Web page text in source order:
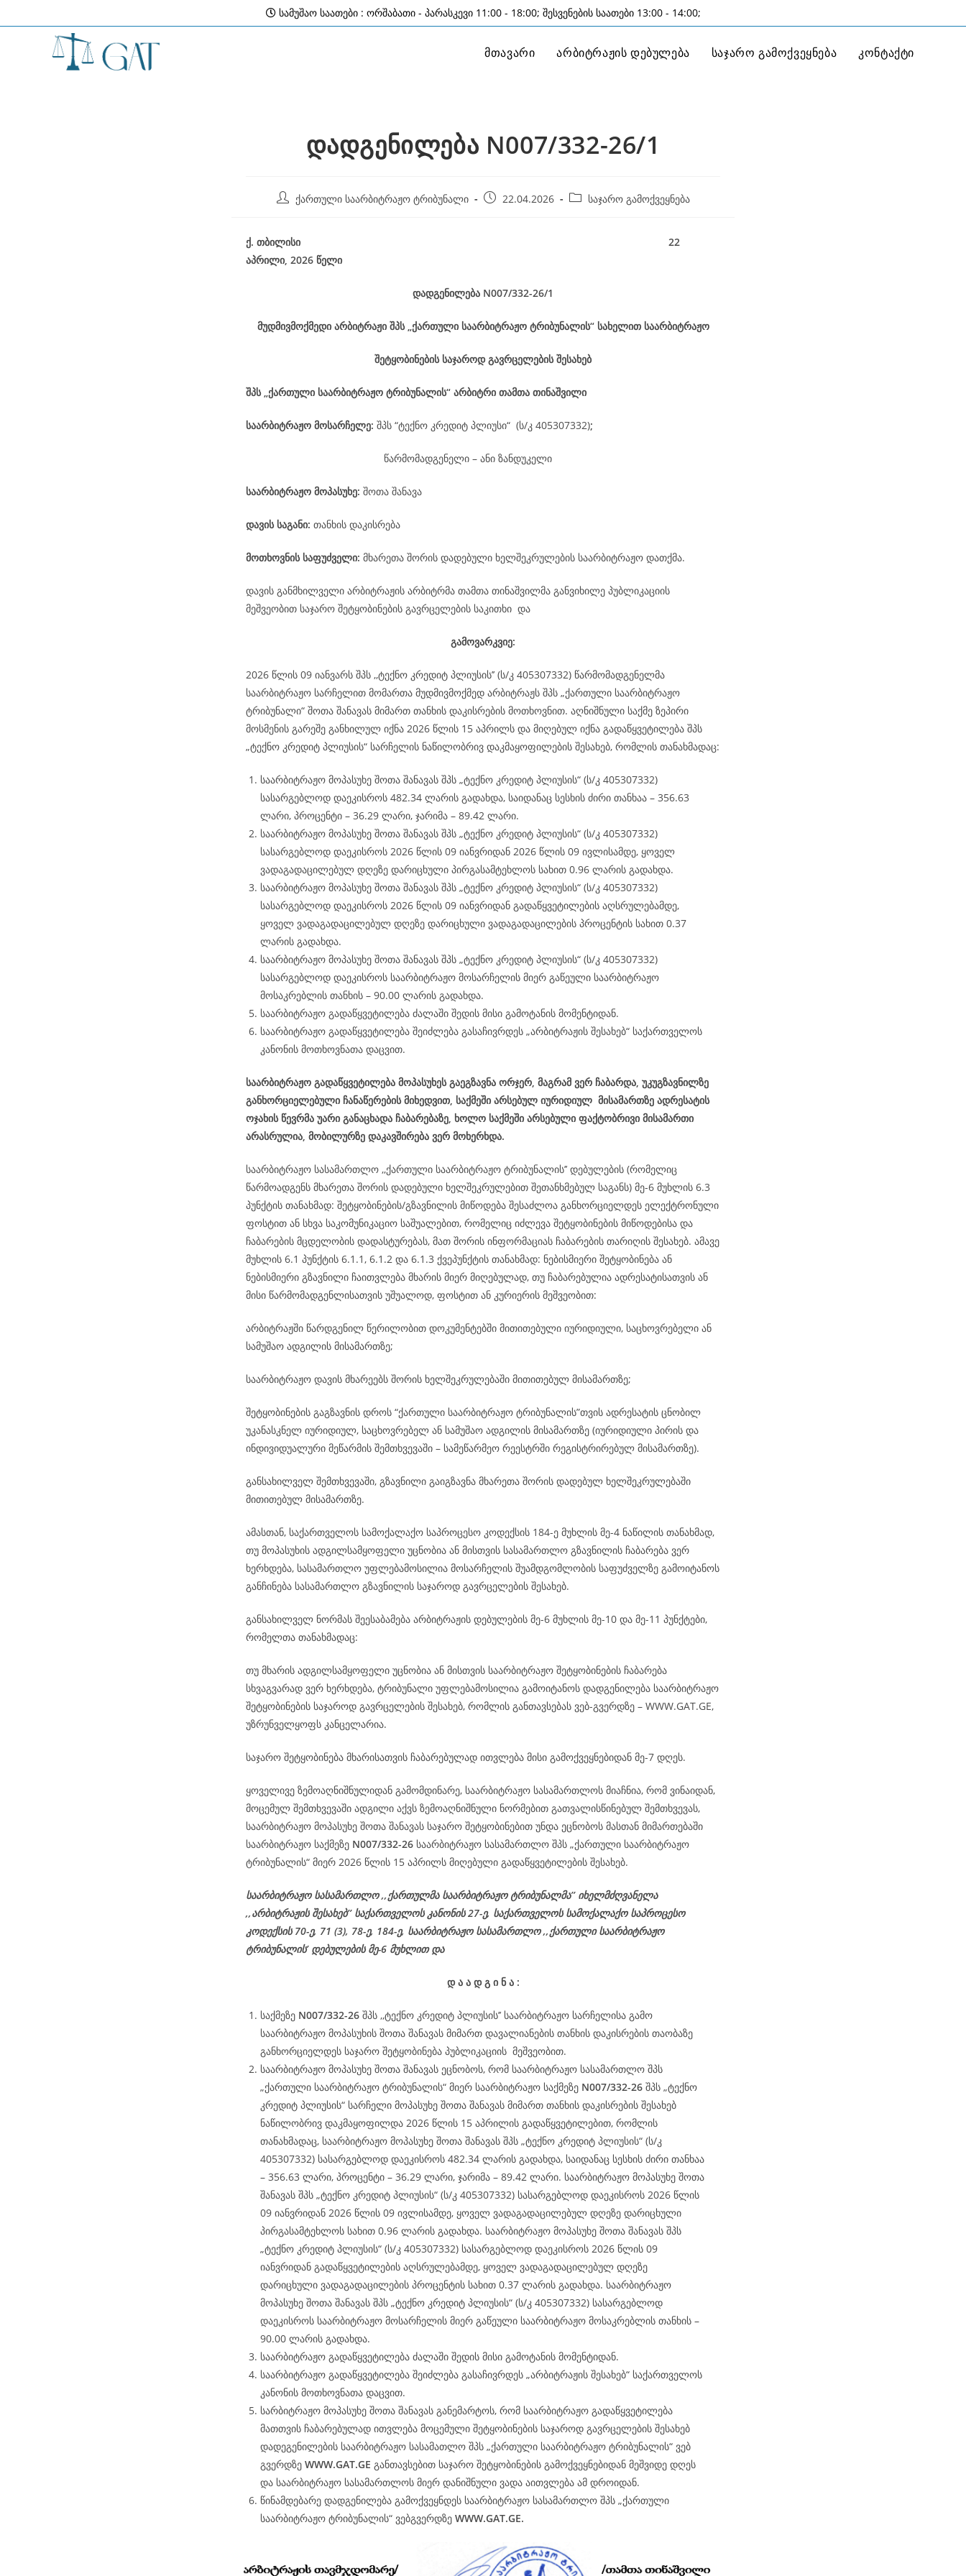
to
სამუშაო საათები : ორშაბათი - პარასკევი 11:00 - 18:00; შესვენების საათები 13:00 - 14:00;
მთავარი არბიტრაჟის დებულება საჯარო გამოქვეყნება კონტაქტი
დადგენილება N007/332-26/1
Post ქართული საარბიტრაჟო ტრიბუნალი
Post 22.04.2026
Post საჯარო გამოქვეყნება
ქ. თბილისი
22
აპრილი, 2026 წელი
დადგენილება N007/332-26/1
მუდმივმოქმედი არბიტრაჟი შპს „ქართული საარბიტრაჟო ტრიბუნალის“ სახელით საარბიტრაჟო
შეტყობინების საჯაროდ გავრცელების შესახებ
შპს „ქართული საარბიტრაჟო ტრიბუნალის“ არბიტრი თამთა თინაშვილი
საარბიტრაჟო მოსარჩელე: შპს “ტექნო კრედიტ პლიუსი“ (ს/კ 405307332);
წარმომადგენელი – ანი ზანდუკელი
საარბიტრაჟო მოპასუხე: შოთა შანავა
დავის საგანი: თანხის დაკისრება
მოთხოვნის საფუძველი: მხარეთა შორის დადებული ხელშეკრულების საარბიტრაჟო დათქმა.
დავის განმხილველი არბიტრაჟის არბიტრმა თამთა თინაშვილმა განვიხილე პუბლიკაციის
მეშვეობით საჯარო შეტყობინების გავრცელების საკითხი და
გამოვარკვიე:
2026 წლის 09 იანვარს შპს ,,ტექნო კრედიტ პლიუსის’’ (ს/კ 405307332) წარმომადგენელმა
საარბიტრაჟო სარჩელით მომართა მუდმივმოქმედ არბიტრაჟს შპს „ქართული საარბიტრაჟო
ტრიბუნალი“ შოთა შანავას მიმართ თანხის დაკისრების მოთხოვნით. აღნიშნული საქმე ზეპირი
მოსმენის გარეშე განხილულ იქნა 2026 წლის 15 აპრილს და მიღებულ იქნა გადაწყვეტილება შპს
„ტექნო კრედიტ პლიუსის“ სარჩელის ნაწილობრივ დაკმაყოფილების შესახებ, რომლის თანახმადაც:
საარბიტრაჟო მოპასუხე შოთა შანავას შპს „ტექნო კრედიტ პლიუსის“ (ს/კ 405307332)
სასარგებლოდ დაეკისროს 482.34 ლარის გადახდა, საიდანაც სესხის ძირი თანხაა – 356.63
ლარი, პროცენტი – 36.29 ლარი, ჯარიმა – 89.42 ლარი.
საარბიტრაჟო მოპასუხე შოთა შანავას შპს „ტექნო კრედიტ პლიუსის“ (ს/კ 405307332)
სასარგებლოდ დაეკისროს 2026 წლის 09 იანვრიდან 2026 წლის 09 ივლისამდე, ყოველ
ვადაგადაცილებულ დღეზე დარიცხული პირგასამტეხლოს სახით 0.96 ლარის გადახდა.
საარბიტრაჟო მოპასუხე შოთა შანავას შპს „ტექნო კრედიტ პლიუსის“ (ს/კ 405307332)
სასარგებლოდ დაეკისროს 2026 წლის 09 იანვრიდან გადაწყვეტილების აღსრულებამდე,
ყოველ ვადაგადაცილებულ დღეზე დარიცხული ვადაგადაცილების პროცენტის სახით 0.37
ლარის გადახდა.
საარბიტრაჟო მოპასუხე შოთა შანავას შპს „ტექნო კრედიტ პლიუსის“ (ს/კ 405307332)
სასარგებლოდ დაეკისროს საარბიტრაჟო მოსარჩელის მიერ გაწეული საარბიტრაჟო
მოსაკრებლის თანხის – 90.00 ლარის გადახდა.
საარბიტრაჟო გადაწყვეტილება ძალაში შედის მისი გამოტანის მომენტიდან.
საარბიტრაჟო გადაწყვეტილება შეიძლება გასაჩივრდეს „არბიტრაჟის შესახებ“ საქართველოს
კანონის მოთხოვნათა დაცვით.
საარბიტრაჟო გადაწყვეტილება მოპასუხეს გაეგზავნა ორჯერ, მაგრამ ვერ ჩაბარდა, უკუგზავნილზე
განხორციელებული ჩანაწერების მიხედვით, საქმეში არსებულ იურიდიულ მისამართზე ადრესატის
ოჯახის წევრმა უარი განაცხადა ჩაბარებაზე, ხოლო საქმეში არსებული ფაქტობრივი მისამართი
არასრულია, მობილურზე დაკავშირება ვერ მოხერხდა.
საარბიტრაჟო სასამართლო ,,ქართული საარბიტრაჟო ტრიბუნალის’’ დებულების (რომელიც
წარმოადგენს მხარეთა შორის დადებული ხელშეკრულებით შეთანხმებულ საგანს) მე-6 მუხლის 6.3
პუნქტის თანახმად: შეტყობინების/გზავნილის მიწოდება შესაძლოა განხორციელდეს ელექტრონული
ფოსტით ან სხვა საკომუნიკაციო საშუალებით, რომელიც იძლევა შეტყობინების მიწოდებისა და
ჩაბარების მცდელობის დადასტურებას, მათ შორის ინფორმაციას ჩაბარების თარიღის შესახებ. ამავე
მუხლის 6.1 პუნქტის 6.1.1, 6.1.2 და 6.1.3 ქვეპუნქტის თანახმად: ნებისმიერი შეტყობინება ან
ნებისმიერი გზავნილი ჩაითვლება მხარის მიერ მიღებულად, თუ ჩაბარებულია ადრესატისათვის ან
მისი წარმომადგენლისათვის უშუალოდ, ფოსტით ან კურიერის მეშვეობით:
არბიტრაჟში წარდგენილ წერილობით დოკუმენტებში მითითებული იურიდიული, საცხოვრებელი ან
სამუშაო ადგილის მისამართზე;
საარბიტრაჟო დავის მხარეებს შორის ხელშეკრულებაში მითითებულ მისამართზე;
შეტყობინების გაგზავნის დროს “ქართული საარბიტრაჟო ტრიბუნალის”თვის ადრესატის ცნობილ
უკანასკნელ იურიდიულ, საცხოვრებელ ან სამუშაო ადგილის მისამართზე (იურიდიული პირის და
ინდივიდუალური მეწარმის შემთხვევაში – სამეწარმეო რეესტრში რეგისტრირებულ მისამართზე).
განსახილველ შემთხვევაში, გზავნილი გაიგზავნა მხარეთა შორის დადებულ ხელშეკრულებაში
მითითებულ მისამართზე.
ამასთან, საქართველოს სამოქალაქო საპროცესო კოდექსის 184-ე მუხლის მე-4 ნაწილის თანახმად,
თუ მოპასუხის ადგილსამყოფელი უცნობია ან მისთვის სასამართლო გზავნილის ჩაბარება ვერ
ხერხდება, სასამართლო უფლებამოსილია მოსარჩელის შუამდგომლობის საფუძველზე გამოიტანოს
განჩინება სასამართლო გზავნილის საჯაროდ გავრცელების შესახებ.
განსახილველ ნორმას შეესაბამება არბიტრაჟის დებულების მე-6 მუხლის მე-10 და მე-11 პუნქტები,
რომელთა თანახმადაც:
თუ მხარის ადგილსამყოფელი უცნობია ან მისთვის საარბიტრაჟო შეტყობინების ჩაბარება
სხვაგვარად ვერ ხერხდება, ტრიბუნალი უფლებამოსილია გამოიტანოს დადგენილება საარბიტრაჟო
შეტყობინების საჯაროდ გავრცელების შესახებ, რომლის განთავსებას ვებ-გვერდზე – WWW.GAT.GE,
უზრუნველყოფს კანცელარია.
საჯარო შეტყობინება მხარისათვის ჩაბარებულად ითვლება მისი გამოქვეყნებიდან მე-7 დღეს.
ყოველივე ზემოაღნიშნულიდან გამომდინარე, საარბიტრაჟო სასამართლოს მიაჩნია, რომ ვინაიდან,
მოცემულ შემთხვევაში ადგილი აქვს ზემოაღნიშნული ნორმებით გათვალისწინებულ შემთხვევას,
საარბიტრაჟო მოპასუხე შოთა შანავას საჯარო შეტყობინებით უნდა ეცნობოს მასთან მიმართებაში
საარბიტრაჟო საქმეზე N007/332-26 საარბიტრაჟო სასამართლო შპს „ქართული საარბიტრაჟო
ტრიბუნალის“ მიერ 2026 წლის 15 აპრილს მიღებული გადაწყვეტილების შესახებ.
საარბიტრაჟო სასამართლო ,,ქართულმა საარბიტრაჟო ტრიბუნალმა’’ იხელმძღვანელა
,,არბიტრაჟის შესახებ’’ საქართველოს კანონის 27-ე, საქართველოს სამოქალაქო საპროცესო
კოდექსის 70-ე, 71 (3), 78-ე, 184-ე, საარბიტრაჟო სასამართლო ,,ქართული საარბიტრაჟო
ტრიბუნალის’ დებულების მე-6 მუხლით და
დ ა ა დ გ ი ნ ა :
საქმეზე N007/332-26 შპს ,,ტექნო კრედიტ პლიუსის’’ საარბიტრაჟო სარჩელისა გამო
საარბიტრაჟო მოპასუხის შოთა შანავას მიმართ დავალიანების თანხის დაკისრების თაობაზე
განხორციელდეს საჯარო შეტყობინება პუბლიკაციის მეშვეობით.
საარბიტრაჟო მოპასუხე შოთა შანავას ეცნობოს, რომ საარბიტრაჟო სასამართლო შპს
„ქართული საარბიტრაჟო ტრიბუნალის“ მიერ საარბიტრაჟო საქმეზე N007/332-26 შპს „ტექნო
კრედიტ პლიუსის“ სარჩელი მოპასუხე შოთა შანავას მიმართ თანხის დაკისრების შესახებ
ნაწილობრივ დაკმაყოფილდა 2026 წლის 15 აპრილის გადაწყვეტილებით, რომლის
თანახმადაც, საარბიტრაჟო მოპასუხე შოთა შანავას შპს „ტექნო კრედიტ პლიუსის“ (ს/კ
405307332) სასარგებლოდ დაეკისროს 482.34 ლარის გადახდა, საიდანაც სესხის ძირი თანხაა
– 356.63 ლარი, პროცენტი – 36.29 ლარი, ჯარიმა – 89.42 ლარი. საარბიტრაჟო მოპასუხე შოთა
შანავას შპს „ტექნო კრედიტ პლიუსის“ (ს/კ 405307332) სასარგებლოდ დაეკისროს 2026 წლის
09 იანვრიდან 2026 წლის 09 ივლისამდე, ყოველ ვადაგადაცილებულ დღეზე დარიცხული
პირგასამტეხლოს სახით 0.96 ლარის გადახდა. საარბიტრაჟო მოპასუხე შოთა შანავას შპს
„ტექნო კრედიტ პლიუსის“ (ს/კ 405307332) სასარგებლოდ დაეკისროს 2026 წლის 09
იანვრიდან გადაწყვეტილების აღსრულებამდე, ყოველ ვადაგადაცილებულ დღეზე
დარიცხული ვადაგადაცილების პროცენტის სახით 0.37 ლარის გადახდა. საარბიტრაჟო
მოპასუხე შოთა შანავას შპს „ტექნო კრედიტ პლიუსის“ (ს/კ 405307332) სასარგებლოდ
დაეკისროს საარბიტრაჟო მოსარჩელის მიერ გაწეული საარბიტრაჟო მოსაკრებლის თანხის –
90.00 ლარის გადახდა.
საარბიტრაჟო გადაწყვეტილება ძალაში შედის მისი გამოტანის მომენტიდან.
საარბიტრაჟო გადაწყვეტილება შეიძლება გასაჩივრდეს „არბიტრაჟის შესახებ“ საქართველოს
კანონის მოთხოვნათა დაცვით.
სარბიტრაჟო მოპასუხე შოთა შანავას განემარტოს, რომ საარბიტრაჟო გადაწყვეტილება
მათთვის ჩაბარებულად ითვლება მოცემული შეტყობინების საჯაროდ გავრცელების შესახებ
დადეგენილების საარბიტრაჟო სასამათლო შპს „ქართული საარბიტრაჟო ტრიბუნალის“ ვებ
გვერდზე WWW.GAT.GE განთავსებით საჯარო შეტყობინების გამოქვეყნებიდან მეშვიდე დღეს
და საარბიტრაჟო სასამართლოს მიერ დანიშნული ვადა აითვლება ამ დროიდან.
წინამდებარე დადგენილება გამოქვეყნდეს საარბიტრაჟო სასამართლო შპს „ქართული
საარბიტრაჟო ტრიბუნალის“ ვებგვერდზე WWW.GAT.GE.